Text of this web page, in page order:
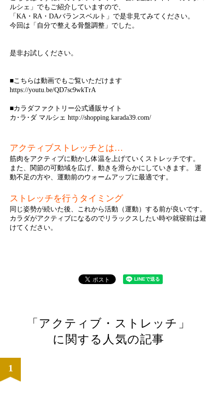
ルシェ」でもご紹介していますので、
「KA・RA・DAバランスベルト」で是非見てみてください。
今回は「自分で整える骨盤調整」でした。
是非お試しください。
■こちらは動画でもご覧いただけます
https://youtu.be/QD7sc9wkTrA
■カラダファクトリー公式通販サイト
カ･ラ･ダ マルシェ http://shopping.karada39.com/
アクティブストレッチとは…
筋肉をアクティブに動かし体温を上げていくストレッチです。
また、関節の可動域を広げ、動きを滑らかにしていきます。 運
動不足の方や、運動前のウォームアップに最適です。
ストレッチを行うタイミング
同じ姿勢が続いた後、これから活動（運動）する前が良いです。
カラダがアクティブになるのでリラックスしたい時や就寝前は避
けてください。
「アクティブ・ストレッチ」
に関する人気の記事